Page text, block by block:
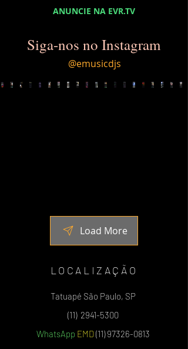
ANUNCIE NA EVR.TV
Siga-nos no Instagram
@emusicdjs
Load More
LOCALIZAÇÃO
Tatuapé São Paulo, SP
(11) 2941-5300
WhatsApp EMD(11) 97326-0813